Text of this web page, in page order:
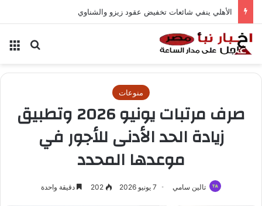
الأهلي ينفي شائعات تخفيض عقود زيزو والشناوي
بحث
منوعات
صرف مرتبات يونيو 2026 وتطبيق
زيادة الحد الأدنى للأجور في
موعدها المحدد
تالين سامي 7 يونيو 2026 202 دقيقة واحدة